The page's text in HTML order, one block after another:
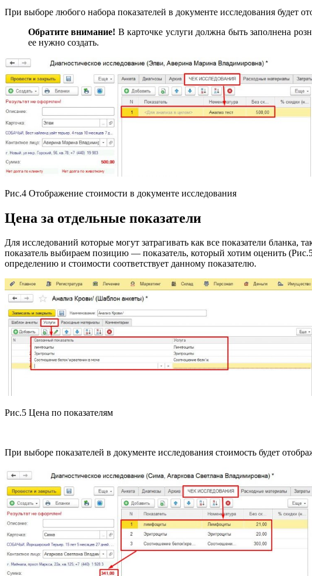
При выборе любого набора показателей в документе исследования будет
Обратите внимание! В карточке услуги должна быть заполнена
ее нужно создать.
Рис.4 Отображение стоимости в документе исследования
Цена за отдельные показатели
Для исследований которые могут затрагивать как все показатели
показатель выбираем позицию — показатель, который хотим оценить
определению и стоимости соответствует данному показателю.
Рис.5 Цена по показателям
При выборе показателей в документе исследования стоимость будет